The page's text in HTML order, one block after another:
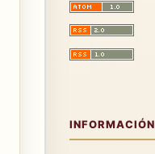
INFORMACIÓN